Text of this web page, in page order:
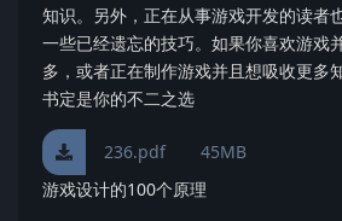
知识。另外，正在从事游戏开发的读者
一些已经遗忘的技巧。如果你喜欢游戏
多，或者正在制作游戏并且想吸收更多
书定是你的不二之选
236.pdf
45MB
游戏设计的100个原理